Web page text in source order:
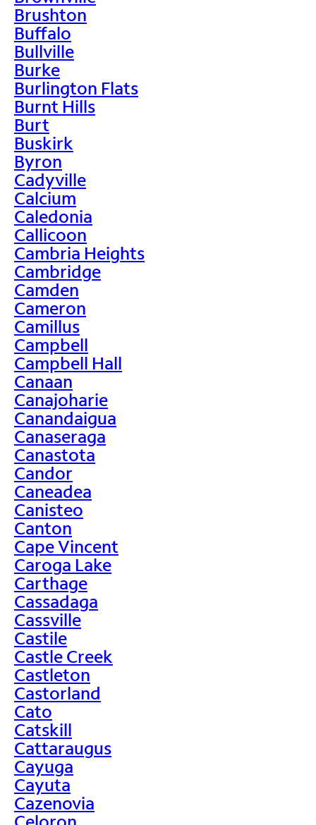
Brushton
Buffalo
Bullville
Burke
Burlington Flats
Burnt Hills
Burt
Buskirk
Byron
Cadyville
Calcium
Caledonia
Callicoon
Cambria Heights
Cambridge
Camden
Cameron
Camillus
Campbell
Campbell Hall
Canaan
Canajoharie
Canandaigua
Canaseraga
Canastota
Candor
Caneadea
Canisteo
Canton
Cape Vincent
Caroga Lake
Carthage
Cassadaga
Cassville
Castile
Castle Creek
Castleton
Castorland
Cato
Catskill
Cattaraugus
Cayuga
Cayuta
Cazenovia